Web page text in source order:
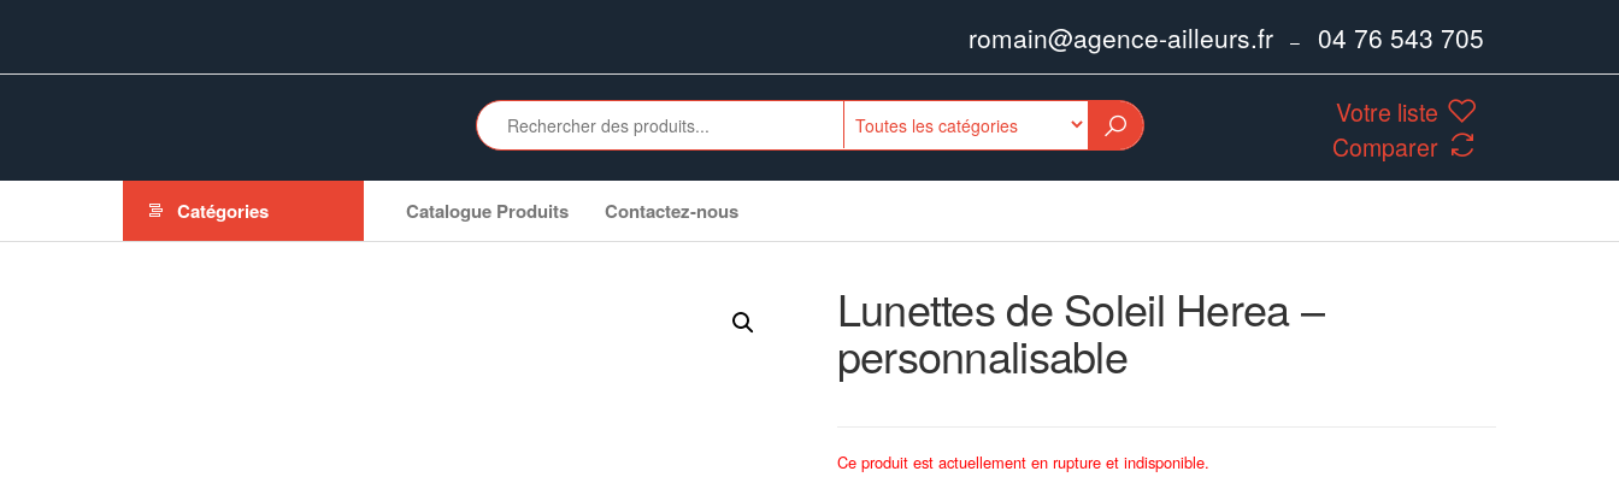
romain@agence-ailleurs.fr – 04 76 543 705
Votre liste
Comparer
Catégories Catalogue Produits Contactez-nous
Lunettes de Soleil Herea –
personnalisable
Ce produit est actuellement en rupture et indisponible.